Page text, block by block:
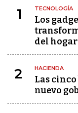
1 TECNOLOGÍA
Los
del hogar
2 HACIENDA
Las
nuevo